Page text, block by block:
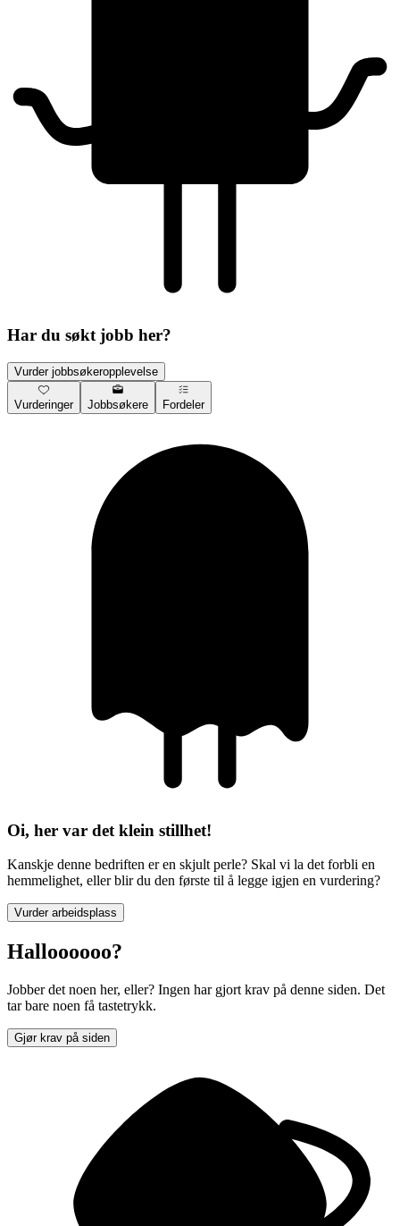
Har du søkt jobb her?
Vurder jobbsøkeropplevelse
Vurderinger Jobbsøkere Fordeler
Oi, her var det klein stillhet!
Kanskje denne bedriften er en skjult perle? Skal vi la det forbli en
hemmelighet, eller blir du den første til å legge igjen en vurdering?
Vurder arbeidsplass
Halloooooo?
Jobber det noen her, eller? Ingen har gjort krav på denne siden. Det
tar bare noen få tastetrykk.
Gjør krav på siden